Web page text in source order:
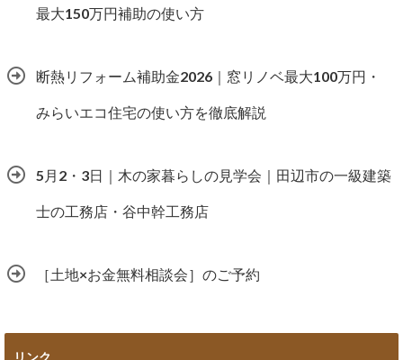
最大150万円補助の使い方
断熱リフォーム補助金2026｜窓リノベ最大100万円・
みらいエコ住宅の使い方を徹底解説
5月2・3日｜木の家暮らしの見学会｜田辺市の一級建築
士の工務店・谷中幹工務店
［土地×お金無料相談会］のご予約
リンク